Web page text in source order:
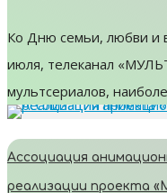
Ко Дню семьи, любви и
июля, телеканал
мультсериалов,
Ассоциация
реализации проекта